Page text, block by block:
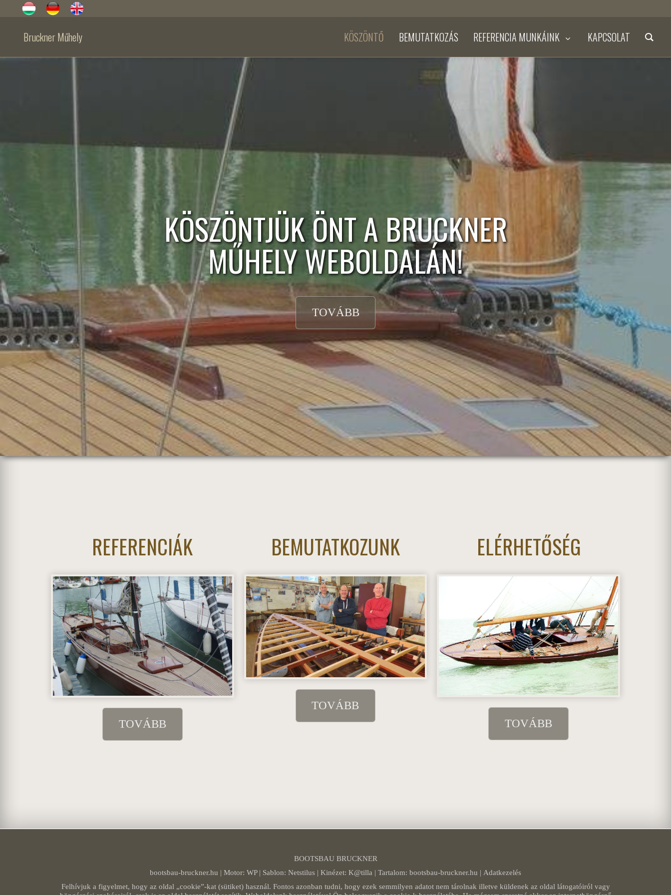
Bruckner Műhely KÖSZÖNTŐ BEMUTATKOZÁS REFERENCIA MUNKÁINK KAPCSOLAT
KÖSZÖNTJÜK ÖNT A BRUCKNER
MŰHELY WEBOLDALÁN!
TOVÁBB
REFERENCIÁK
TOVÁBB
BEMUTATKOZUNK
TOVÁBB
ELÉRHETŐSÉG
TOVÁBB
BOOTSBAU BRUCKNER
bootsbau-bruckner.hu | Motor: WP | Sablon: Netstilus | Kinézet: K@tilla | Tartalom: bootsbau-bruckner.hu | Adatkezelés
Felhívjuk a figyelmet, hogy az oldal „cookie”-kat (sütiket) használ. Fontos azonban tudni, hogy ezek semmilyen adatot nem tárolnak illetve küldenek az oldal látogatóiról vagy